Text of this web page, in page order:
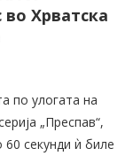
Хрватска
по улогата на
„Преспав“,
секунди ѝ биле